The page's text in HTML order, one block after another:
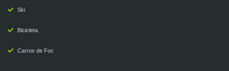
Ski
Bicicleta
Carros de Foc